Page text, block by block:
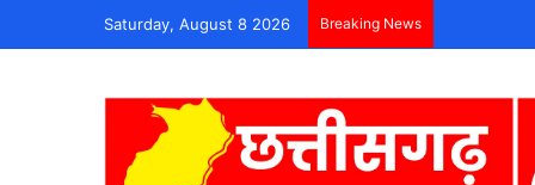
Saturday, August 8 2026 Breaking News